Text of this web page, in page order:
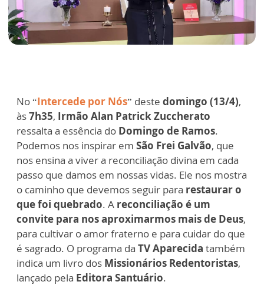
No “Intercede por Nós” deste domingo (13/4),
às7h35, Irmão Alan Patrick Zuccherato
ressalta a essência do Domingo de Ramos.
Podemos nos inspirar em São Frei Galvão, que
nos ensina a viver a reconciliação divina em cada
passo que damos em nossas vidas. Ele nos mostra
o caminho que devemos seguir para restaurar o
que foi quebrado. A reconciliação é um
convite para nos aproximarmos mais de Deus,
para cultivar o amor fraterno e para cuidar do que
é sagrado. O programa da TV Aparecida também
indica um livro dos Missionários Redentoristas,
lançado pela Editora Santuário.